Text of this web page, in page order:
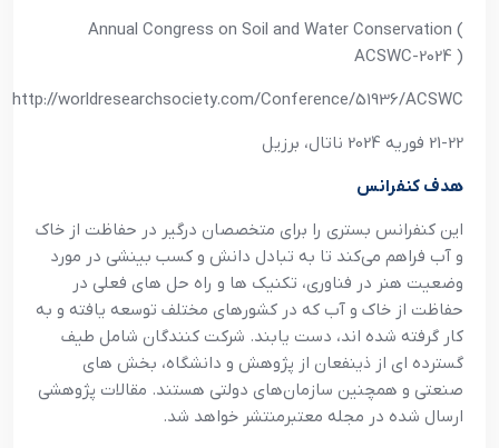
Annual Congress on Soil and Water Conservation (
ACSWC-2024 )
http://worldresearchsociety.com/Conference/51936/ACSWC
21-22 فوريه 2024 ناتال، برزيل
هدف کنفرانس
اين کنفرانس بستري را براي متخصصان درگير در حفاظت از خاک
و آب فراهم مي‌کند تا به تبادل دانش و کسب بينشي در مورد
وضعيت هنر در فناوري، تکنيک ها و راه حل هاي فعلي در
حفاظت از خاک و آب که در کشورهاي مختلف توسعه يافته و به
کار گرفته شده اند، دست يابند. شرکت کنندگان شامل طيف
گسترده اي از ذينفعان از پژوهش و دانشگاه، بخش هاي
صنعتي و همچنين سازمان‌هاي دولتي هستند. مقالات پژوهشي
ارسال شده در مجله معتبرمنتشر خواهد شد.